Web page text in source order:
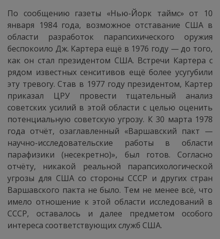
По сообщению газеты «Нью-Йорк таймс» от 10
января 1984 года, возможное отставание США в
области разработок парапсихического оружия
беспокоило Дж. Картера ещё в 1976 году — до того,
как он стал президентом США. Встречи Картера с
рядом известных сенситивов ещё более усугубили
эту тревогу. Став в 1977 году президентом, Картер
приказал ЦРУ провести тщательный анализ
советских усилий в этой области с целью оценить
потенциальную советскую угрозу. К 30 марта 1978
года отчёт, озаглавленный «Варшавский пакт —
научно-исследовательские работы в области
парафизики (несекретно)», был готов. Согласно
отчёту, никакой реальной парапсихологической
угрозы для США со стороны СССР и других стран
Варшавского пакта не было. Тем не менее всё, что
имело отношение к этой области исследований в
СССР, оставалось и далее предметом особого
интереса соответствующих служб США.